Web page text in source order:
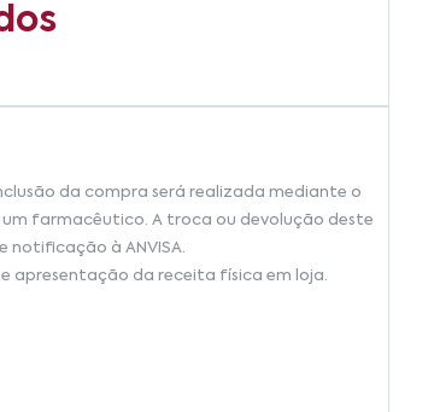
da compra será realizada mediante o
farmacêutico. A troca ou devolução deste
notificação à ANVISA.
apresentação da receita física em loja.